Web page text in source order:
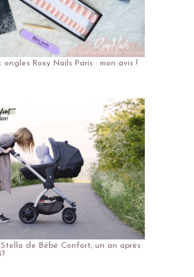
ongles Roxy Nails Paris : mon avis !
de Bébé Confort, un an après